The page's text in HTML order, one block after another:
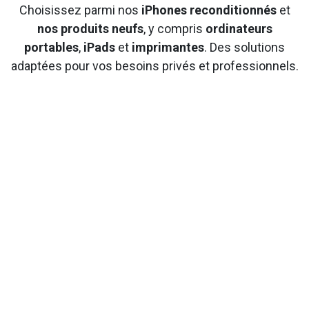
Choisissez parmi nos iPhones reconditionnéset
nos produits neufs, y compris ordinateurs
portables, iPads et imprimantes. Des solutions
adaptées pour vos besoins privés et professionnels.